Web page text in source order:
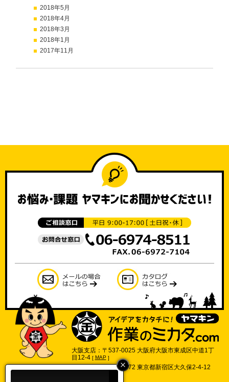
2018年5月
2018年4月
2018年3月
2018年1月
2017年11月
大阪支店：〒537-0025 大阪府大阪市東成区中道1丁
目12-4 [ MAP]
東京支店：〒169-0072 東京都新宿区大久保2-4-12